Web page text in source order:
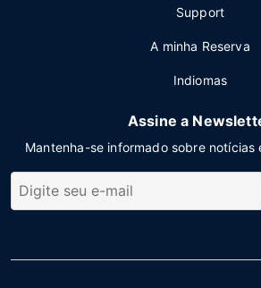
Support
A minha Reserva
Indiomas
Assine a
Mantenha-se informado sobre notícias